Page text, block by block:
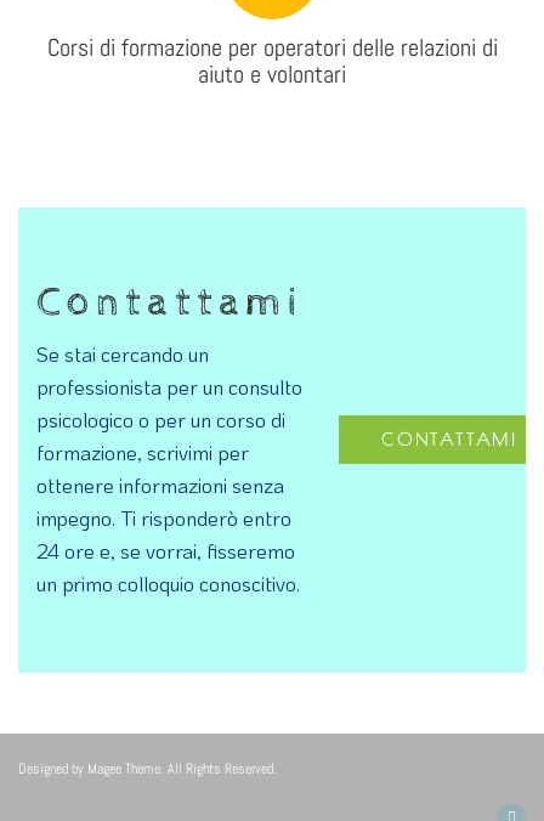
Corsi di formazione per operatori delle relazioni di
aiuto e volontari
Contattami
Se stai cercando un
professionista per un consulto
psicologico o per un corso di
formazione, scrivimi per
ottenere informazioni senza
impegno. Ti risponderò entro
24 ore e, se vorrai, fisseremo
un primo colloquio conoscitivo.
CONTATTAMI
Designed by Magee Theme. All Rights Reserved.